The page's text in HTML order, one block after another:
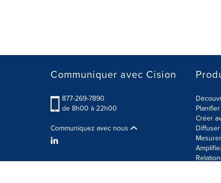
Communiquer avec Cision
877-269-7890
de 8h00 à 22h00
Communiquez avec nous
Créer